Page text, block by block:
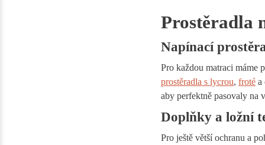
Prostěradla
Napínací
Pro každou matraci máme
prostěradla s lycrou, froté a
aby perfektně pasovaly na
Doplňky a ložní
Pro ještě větší ochranu a